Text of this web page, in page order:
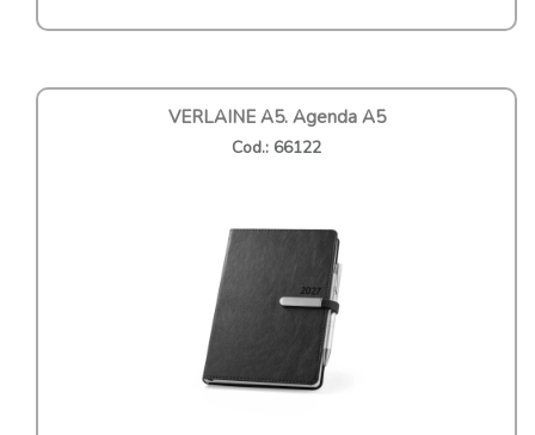
VERLAINE A5. Agenda A5
Cod.: 66122